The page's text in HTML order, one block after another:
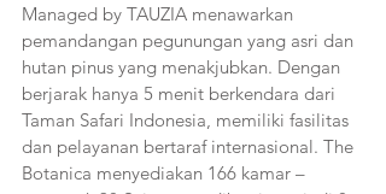
Managed by TAUZIA menawarkan
pemandangan pegunungan yang asri dan
hutan pinus yang menakjubkan. Dengan
berjarak hanya 5 menit berkendara dari
Taman Safari Indonesia, memiliki fasilitas
dan pelayanan bertaraf internasional. The
Botanica menyediakan 166 kamar –